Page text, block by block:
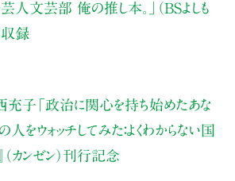
人文芸部 俺の推し本。」（BSよしも
録
充子 「政治に関心を持ち始めたあな
人をウォッチしてみた：よくわからない国
カンゼン）刊行記念